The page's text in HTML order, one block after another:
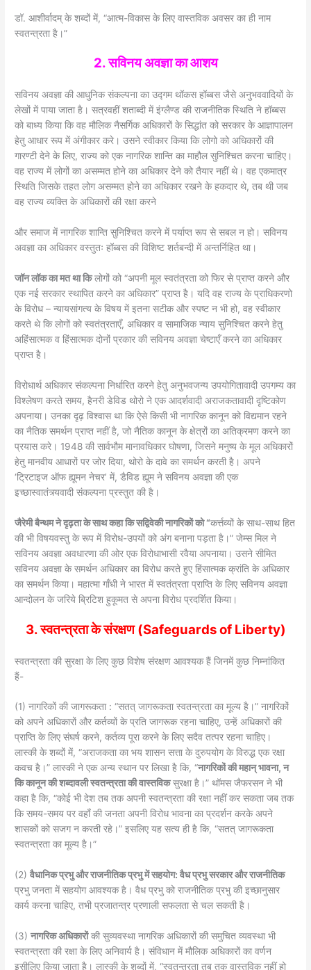
डॉ. आशीर्वादम् के शब्दों में, “आत्म-विकास के लिए वास्तविक अवसर का ही नाम
स्वतन्त्रता है।”
2. सविनय अवज्ञा का आशय
सविनय अवज्ञा की आधुनिक संकल्पना का उद्गम थॉकस हॉब्बस जैसे अनुभववादियों के
लेखों में पाया जाता है। सत्रवहीं शताब्दी में इंग्लैण्ड की राजनीतिक स्थिति ने हॉब्बस
को बाध्य किया कि वह मौलिक नैसर्गिक अधिकारों के सिद्धांत को सरकार के आज्ञापालन
हेतु आधार रूप में अंगीकार करे। उसने स्वीकार किया कि लोगो को अधिकारों की
गारण्टी देने के लिए, राज्य को एक नागरिक शान्ति का माहौल सुनिश्चित करना चाहिए।
वह राज्य में लोगों का असम्मत होने का अधिकार देने को तैयार नहीं थे। वह एकमात्र
स्थिति जिसके तहत लोग असम्मत होने का अधिकार रखने के हकदार थे, तब थी जब
वह राज्य व्यक्ति के अधिकारों की रक्षा करने
और समाज में नागरिक शान्ति सुनिश्चित करने में पर्याप्त रूप से सबल न हो। सविनय
अवज्ञा का अधिकार वस्तुतः हॉब्बस की विशिष्ट शर्तबन्दी में अन्तर्निहित था।
जॉन लॉक का मत था किलोगों को “अपनी मूल स्वतंत्रता को फिर से प्राप्त करने और
एक नई सरकार स्थापित करने का अधिकार” प्राप्त है। यदि वह राज्य के प्राधिकरणो
के विरोध – न्यायसांगत्य के विषय में इतना सटीक और स्पष्ट न भी हो, वह स्वीकार
करते थे कि लोगों को स्वतंत्रताएँ, अधिकार व सामाजिक न्याय सुनिश्चित करने हेतु
अहिंसात्मक व हिंसात्मक दोनों प्रकार की सविनय अवज्ञा चेष्टाएँ करने का अधिकार
प्राप्त है।
विरोधार्थ अधिकार संकल्पना निर्धारित करने हेतु अनुभवजन्य उपयोगितावादी उपगम्य का
विश्लेषण करते समय, हैनरी डेविड थोरो ने एक आदर्शवादी अराजकतावादी दृष्टिकोण
अपनाया। उनका दृढ़ विश्वास था कि ऐसे किसी भी नागरिक कानून को विद्यमान रहने
का नैतिक समर्थन प्राप्त नहीं है, जो नैतिक कानून के क्षेत्रों का अतिक्रमण करने का
प्रयास करे। 1948 की सार्वभौम मानावधिकार घोषणा, जिसने मनुष्य के मूल अधिकारों
हेतु मानवीय आधारों पर जोर दिया, थोरो के दावे का समर्थन करती है। अपने
‘ट्रिटाइज ऑफ ह्यूमन नेचर’ में, डैविड ह्यूम ने सविनय अवज्ञा की एक
इच्छास्वातंत्र्यवादी संकल्पना प्रस्तुत की है।
जैरेमी बैन्थम ने दृढ़ता के साथ कहा कि सद्विवेकी नागरिकों को “कर्त्तव्यों के साथ-साथ हित
की भी विषयवस्तु के रूप में विरोध-उपयों को अंग बनाना पड़ता है।” जेम्स मिल ने
सविनय अवज्ञा अवधारणा की ओर एक विरोधाभासी रवैया अपनाया। उसने सीमित
सविनय अवज्ञा के समर्थन अधिकार का विरोध करते हुए हिंसात्मक क्रांति के अधिकार
का समर्थन किया। महात्मा गाँधी ने भारत में स्वतंत्रता प्राप्ति के लिए सविनय अवज्ञा
आन्दोलन के जरिये ब्रिटिश हुकूमत से अपना विरोध प्रदर्शित किया।
3. स्वतन्त्रता के संरक्षण (Safeguards of Liberty)
स्वतन्त्रता की सुरक्षा के लिए कुछ विशेष संरक्षण आवश्यक हैं जिनमें कुछ निम्नांकित
हैं-
(1) नागरिकों की जागरूकता : “सतत् जागरूकता स्वतन्त्रता का मूल्य है।” नागरिकों
को अपने अधिकारों और कर्तव्यों के प्रति जागरूक रहना चाहिए, उन्हें अधिकारों की
प्राप्ति के लिए संघर्ष करने, कर्तव्य पूरा करने के लिए सदैव तत्पर रहना चाहिए।
लास्की के शब्दों में, “अराजकता का भय शासन सत्ता के दुरुपयोग के विरुद्ध एक रक्षा
कवच है।” लास्की ने एक अन्य स्थान पर लिखा है कि, “नागरिकों की महान् भावना, न
कि कानून की शब्दावली स्वतन्त्रता की वास्तविकसुरक्षा है।” थॉमस जैफरसन ने भी
कहा है कि, “कोई भी देश तब तक अपनी स्वतन्त्रता की रक्षा नहीं कर सकता जब तक
कि समय-समय पर वहाँ की जनता अपनी विरोध भावना का प्रदर्शन करके अपने
शासकों को सजग न करती रहे।” इसलिए यह सत्य ही है कि, “सतत् जागरूकता
स्वतन्त्रता का मूल्य है।”
(2)वैधानिक प्रभु और राजनीतिक प्रभु में सहयोग: वैध प्रभु सरकार और राजनीतिक
प्रभु जनता में सहयोग आवश्यक है। वैध प्रभु को राजनीतिक प्रभु की इच्छानुसार
कार्य करना चाहिए, तभी प्रजातन्त्र प्रणाली सफलता से चल सकती है।
(3)नागरिक अधिकारोंकी सुव्यवस्था नागरिक अधिकारों की समुचित व्यवस्था भी
स्वतन्त्रता की रक्षा के लिए अनिवार्य है। संविधान में मौलिक अधिकारों का वर्णन
इसीलिए किया जाता है। लास्की के शब्दों में, “स्वतन्त्रता तब तक वास्तविक नहीं हो